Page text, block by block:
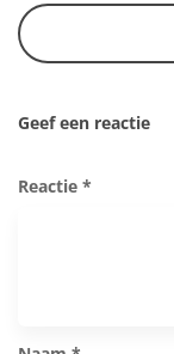
Geef een reactie
Reactie *